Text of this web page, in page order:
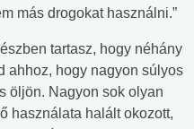
más drogokat használni.”
tartasz, hogy néhány
ahhoz, hogy nagyon súlyos
öljön. Nagyon sok olyan
használata halált okozott,